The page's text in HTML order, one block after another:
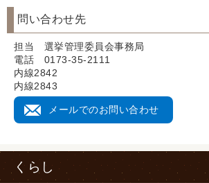
問い合わせ先
担当 選挙管理委員会事務局
電話 0173-35-2111
内線2842
内線2843
メールでのお問い合わせ
くらし